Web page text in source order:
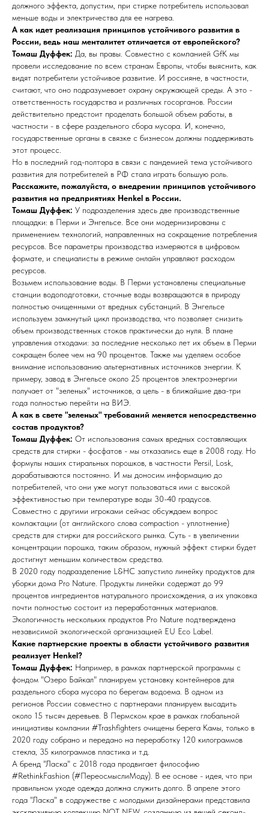
должного эффекта, допустим, при стирке потребитель использовал
меньше воды и электричества для ее нагрева.
А как идет реализация принципов устойчивого развития в
России, ведь наш менталитет отличается от европейского?
Томаш Дуффек: Да, вы правы. Совместно с компанией GfK мы
провели исследование по всем странам Европы, чтобы выяснить, как
видят потребители устойчивое развитие. И россияне, в частности,
считают, что оно подразумевает охрану окружающей среды. А это -
ответственность государства и различных госорганов. России
действительно предстоит проделать большой объем работы, в
частности - в сфере раздельного сбора мусора. И, конечно,
государственные органы в связке с бизнесом должны поддерживать
этот процесс.
Но в последний год-полтора в связи с пандемией тема устойчивого
развития для потребителей в РФ стала играть большую роль.
Расскажите, пожалуйста, о внедрении принципов устойчивого
развития на предприятиях Henkel в России.
Томаш Дуффек: У подразделения здесь две производственные
площадки: в Перми и Энгельсе. Все они модернизированы с
применением технологий, направленных на сокращение потребления
ресурсов. Все параметры производства измеряются в цифровом
формате, и специалисты в режиме онлайн управляют расходом
ресурсов.
Возьмем использование воды. В Перми установлены специальные
станции водоподготовки, сточные воды возвращаются в природу
полностью очищенными от вредных субстанций. В Энгельсе
используем замкнутый цикл производства, что позволяет снизить
объем производственных стоков практически до нуля. В плане
управления отходами: за последние несколько лет их объем в Перми
сокращен более чем на 90 процентов. Также мы уделяем особое
внимание использованию альтернативных источников энергии. К
примеру, завод в Энгельсе около 25 процентов электроэнергии
получает от "зеленых" источников, а цель - в ближайшие два-три
года полностью перейти на ВИЭ.
А как в свете "зеленых" требований меняется непосредственно
состав продуктов?
Томаш Дуффек: От использования самых вредных составляющих
средств для стирки - фосфатов - мы отказались еще в 2008 году. Но
формулы наших стиральных порошков, в частности Persil, Losk,
дорабатываются постоянно. И мы доносим информацию до
потребителей, что они уже могут пользоваться ими с высокой
эффективностью при температуре воды 30-40 градусов.
Совместно с другими игроками сейчас обсуждаем вопрос
компактации (от английского слова compaction - уплотнение)
средств для стирки для российского рынка. Суть - в увеличении
концентрации порошка, таким образом, нужный эффект стирки будет
достигнут меньшим количеством средства.
В 2020 году подразделение L&HC запустило линейку продуктов для
уборки дома Pro Nature. Продукты линейки содержат до 99
процентов ингредиентов натурального происхождения, а их упаковка
почти полностью состоит из переработанных материалов.
Экологичность нескольких продуктов Pro Nature подтверждена
независимой экологической организацией EU Eco Label.
Какие партнерские проекты в области устойчивого развития
реализует Henkel?
Томаш Дуффек: Например, в рамках партнерской программы с
фондом "Озеро Байкал" планируем установку контейнеров для
раздельного сбора мусора по берегам водоема. В одном из
регионов России совместно с партнерами планируем высадить
около 15 тысяч деревьев. В Пермском крае в рамках глобальной
инициативы компании #Trashfighters очищены берега Камы, только в
2020 году собрано и передано на переработку 120 килограммов
стекла, 35 килограммов пластика и т.д.
А бренд "Ласка" с 2018 года продвигает философию
#RethinkFashion (#ПереосмыслиМоду). В ее основе - идея, что при
правильном уходе одежда должна служить долго. В апреле этого
года "Ласка" в содружестве с молодыми дизайнерами представила